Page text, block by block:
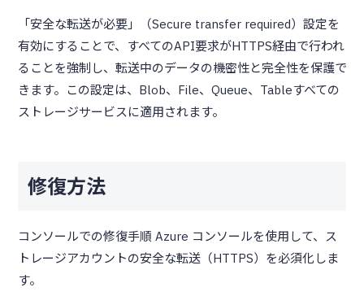
「安全な転送が必要」（Secure transfer required）設定を
有効にすることで、すべてのAPI要求がHTTPS経由で行われ
ることを強制し、転送中のデータの機密性と完全性を保護で
きます。この設定は、Blob、File、Queue、Tableすべての
ストレージサービスに適用されます。
修復方法
コンソールでの修復手順 Azure コンソールを使用して、ス
トレージアカウントの安全な転送（HTTPS）を必須化しま
す。